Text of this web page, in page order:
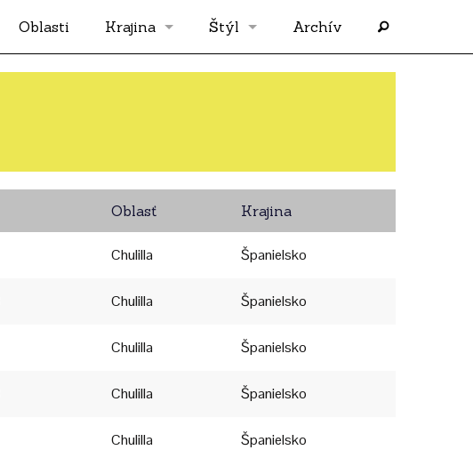
Oblasti Krajina
Rakúsko
Španielsko
Francúzsko
Chorvátsko
Štýl
RP
SÓLO
Archív
Oblasť Krajina
Chulilla Španielsko
Chulilla Španielsko
Chulilla Španielsko
Chulilla Španielsko
Chulilla Španielsko